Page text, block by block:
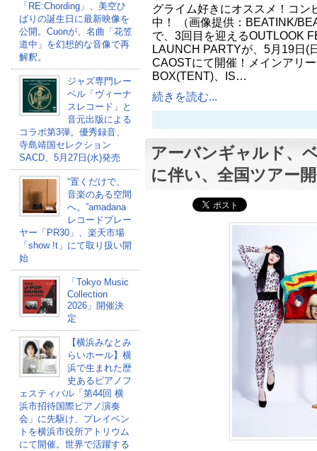
「RE:Chording」、美空ひ
ばりの誕生日に最新映像を
公開。Cuonが、名曲「花笠
道中」を幻想的な音像で再
解釈。
ジャズ専門レー
ベル「ヴィーナ
スレコード」と
音元出版による
コラボ第3弾。優秀録音、
寺島靖国セレクション
SACD、5月27日(水)発売
“置くだけで、
音楽のある空間
へ。”amadana
レコードプレー
ヤー「PR30」、楽天市場
「show !t」にて取り扱い開
始
「Tokyo Music
Collection
2026」開催決
定
【横浜みなとみ
らいホール】横
浜で生まれた歴
史あるピアノフ
ェスティバル「第44回 横
浜市招待国際ピアノ演奏
会」に先駆け、プレイベン
トを横浜市役所アトリウム
にて開催。世界で活躍する
グライム好きにオススメ！コン
中！ （画像提供：BEATINK/
で、3回目を迎えるOUTLOOK
LAUNCH PARTYが、5月19日(
CAOSTにて開催！メインアリ
BOX(TENT)、IS…
続きを読む...
アーバンギャルド、
に伴い、全国ツアー